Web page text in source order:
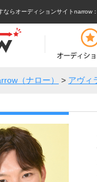
ならオーディションサイトnarrow
（ナロー） > アヴィ